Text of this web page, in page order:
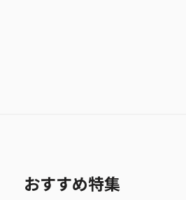
おすすめ特集